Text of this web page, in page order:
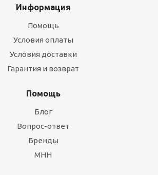
Информация
Помощь
Условия оплаты
Условия доставки
Гарантия и возврат
Помощь
Блог
Вопрос-ответ
Бренды
МНН